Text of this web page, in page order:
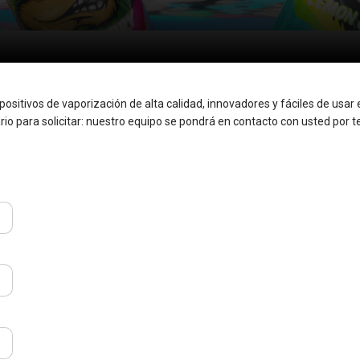
de vaporización de alta calidad, innovadores y fáciles de usar
para solicitar: nuestro equipo se pondrá en contacto con usted por